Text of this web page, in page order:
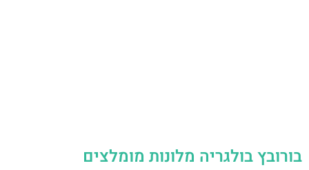
בורובץ בולגריה מלונות מומלצים